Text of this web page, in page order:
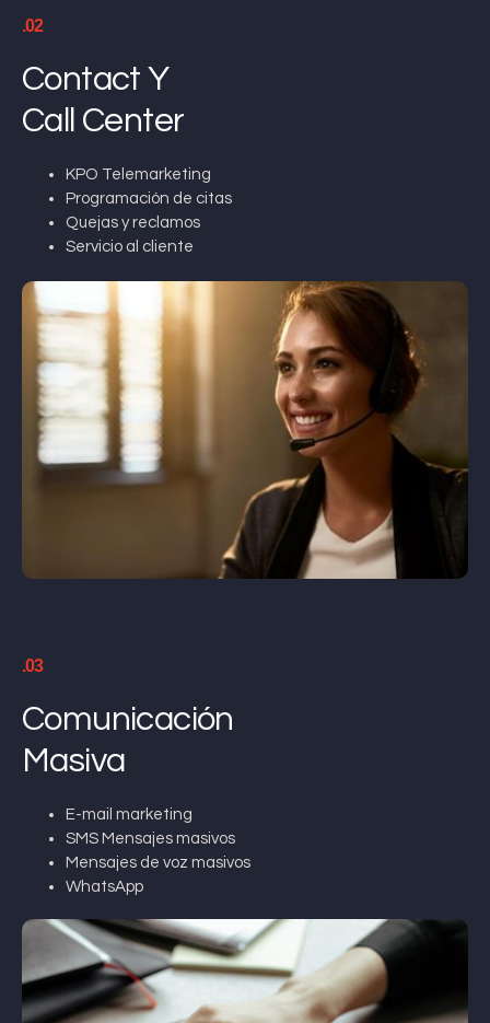
.02
Contact Y
Call Center
KPO Telemarketing
Programación de citas
Quejas y reclamos
Servicio al cliente
.03
Comunicación
Masiva
E-mail marketing
SMS Mensajes masivos
Mensajes de voz masivos
WhatsApp